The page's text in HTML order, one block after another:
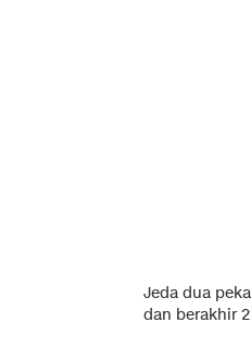
Jeda dua
dan berakhir